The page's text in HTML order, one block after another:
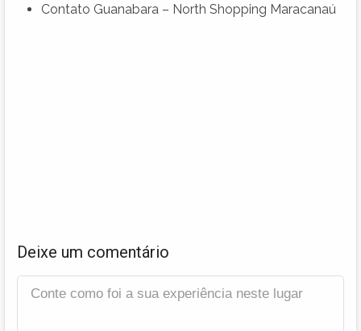
Contato Guanabara – North Shopping Maracanaú
Deixe um comentário